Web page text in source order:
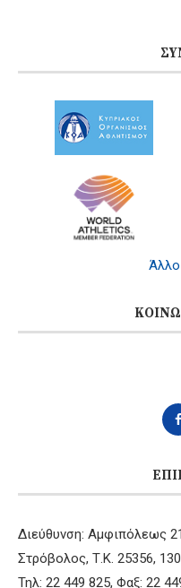
Διεύθυνση: Αμφιπόλεως
Στρόβολος, Τ.Κ. 25356,
Τηλ: 22 449 825, Φαξ: 22